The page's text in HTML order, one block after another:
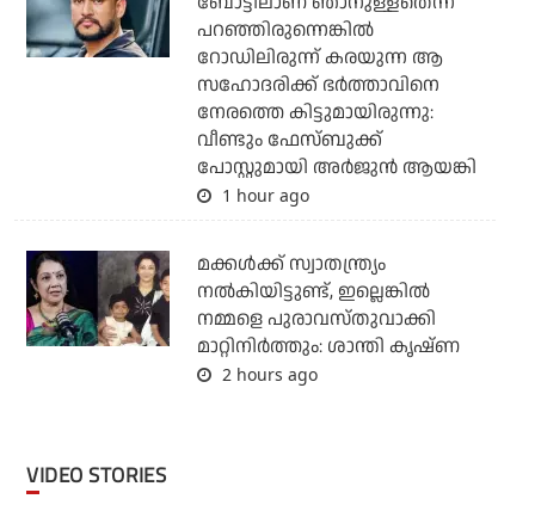
പറഞ്ഞിരുന്നെങ്കില്‍
റോഡിലിരുന്ന് കരയുന്ന ആ
സഹോദരിക്ക് ഭര്‍ത്താവിനെ
നേരത്തെ കിട്ടുമായിരുന്നു:
വീണ്ടും ഫേസ്ബുക്ക്
പോസ്റ്റുമായി അര്‍ജുന്‍ ആയങ്കി
1 hour ago
മക്കൾക്ക് സ്വാതന്ത്ര്യം
നൽകിയിട്ടുണ്ട്, ഇല്ലെങ്കിൽ
നമ്മളെ പുരാവസ്തുവാക്കി
മാറ്റിനിർത്തും: ശാന്തി കൃഷ്ണ
2 hours ago
VIDEO STORIES